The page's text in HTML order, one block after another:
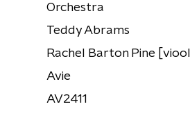
Orchestra
Teddy Abrams
Rachel Barton Pine [viool]
Avie
AV2411